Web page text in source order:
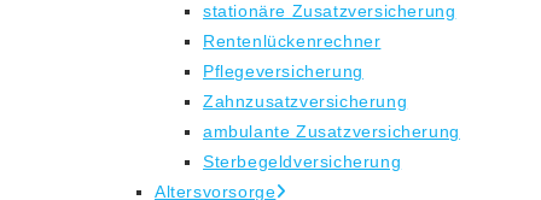
stationäre Zusatzversicherung
Rentenlückenrechner
Pflegeversicherung
Zahnzusatzversicherung
ambulante Zusatzversicherung
Sterbegeldversicherung
Altersvorsorge